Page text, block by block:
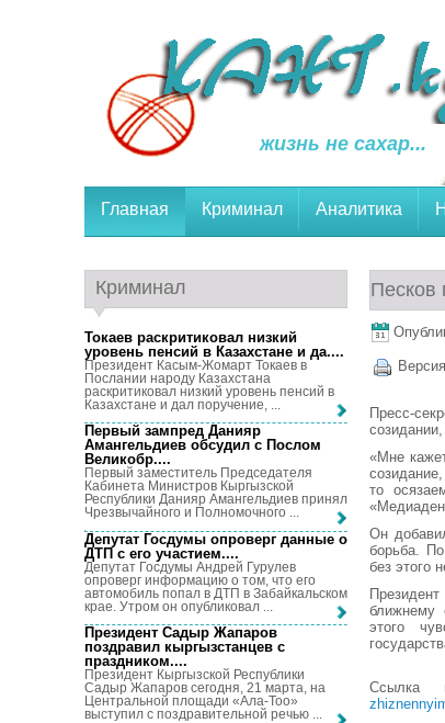
жизнь не сахар...
Главная Криминал Аналитика
Песков
Пресс-
«Мне
то
Он
борьба.
без этого
ближнему
этого
Ссылка
Криминал
Токаев раскритиковал низкий
уровень пенсий в Казахстане и да....
Президент Касым-Жомарт Токаев в
Послании народу Казахстана
раскритиковал низкий уровень пенсий в
Казахстане и дал поручение, ...
Первый зампред Данияр
Амангельдиев обсудил с Послом
Великобр....
Первый заместитель Председателя
Кабинета Министров Кыргызской
Республики Данияр Амангельдиев принял
Чрезвычайного и Полномочного ...
Депутат Госдумы опроверг данные о
ДТП с его участием....
Депутат Госдумы Андрей Гурулев
опроверг информацию о том, что его
автомобиль попал в ДТП в Забайкальском
крае. Утром он опубликовал ...
Президент Садыр Жапаров
поздравил кыргызстанцев с
праздником....
Президент Кыргызской Республики
Садыр Жапаров сегодня, 21 марта, на
Центральной площади «Ала-Тоо»
выступил с поздравительной речью ...